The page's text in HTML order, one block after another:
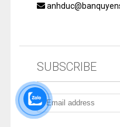
SUBSCRIBE